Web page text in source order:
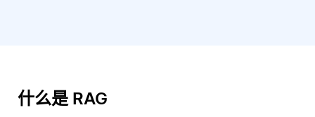
什么是 RAG